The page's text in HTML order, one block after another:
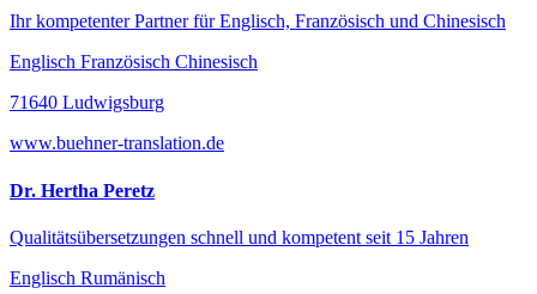
Ihr kompetenter Partner für Englisch, Französisch und Chinesisch
Englisch Französisch Chinesisch
71640 Ludwigsburg
www.buehner-translation.de
Dr. Hertha Peretz
Qualitätsübersetzungen schnell und kompetent seit 15 Jahren
Englisch Rumänisch